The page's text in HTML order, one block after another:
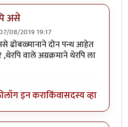
असे
08/2019 19:17
सिरियल मधली गीता.byतमराज
ढोबळ्मानाने दोन पन्थ आहेत
,थेरपि वाले अग्रक्रमाने थेरपि ला
लॉग इन कराकिंवासदस्य व्हा